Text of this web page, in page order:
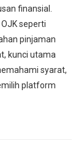
finansial.
seperti
pinjaman
kunci utama
syarat,
platform